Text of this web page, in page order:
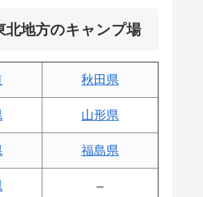
北地方のキャンプ場
秋田県
山形県
福島県
–